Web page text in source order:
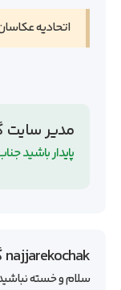
اتحادیه
مدیر سایت
پایدار باشید
najjarekochak
سلام و خسته